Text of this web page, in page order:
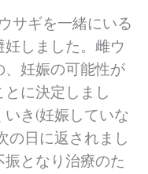
サギを一緒にいる
しました。雌ウ
、妊娠の可能性が
に決定しまし
き(妊娠していな
の日に返されまし
となり治療のた